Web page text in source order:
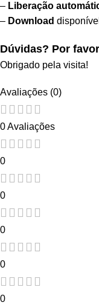
– Liberação
– Download
Dúvidas? Por
Obrigado pela visita!
Avaliações (0)
0 Avaliações
0
0
0
0
0